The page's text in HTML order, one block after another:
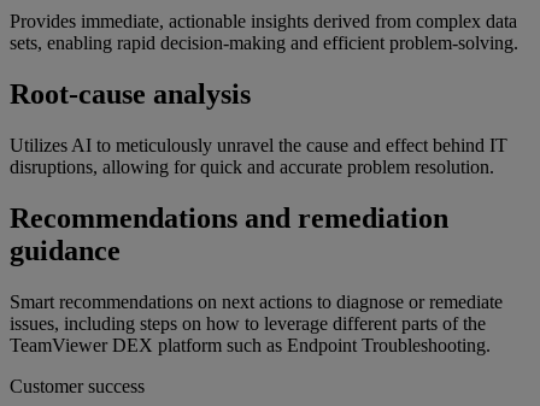
Provides immediate, actionable insights derived from complex data
sets, enabling rapid decision-making and efficient problem-solving.
Root-cause analysis
Utilizes AI to meticulously unravel the cause and effect behind IT
disruptions, allowing for quick and accurate problem resolution.
Recommendations and remediation
guidance
Smart recommendations on next actions to diagnose or remediate
issues, including steps on how to leverage different parts of the
TeamViewer DEX platform such as Endpoint Troubleshooting.
Customer success